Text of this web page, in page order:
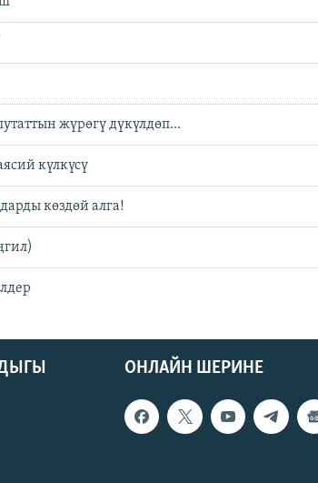
жүрөгү дүкүлдөп...
күлкүсү
көздөй алга!
ОНЛАЙН ШЕРИНЕ